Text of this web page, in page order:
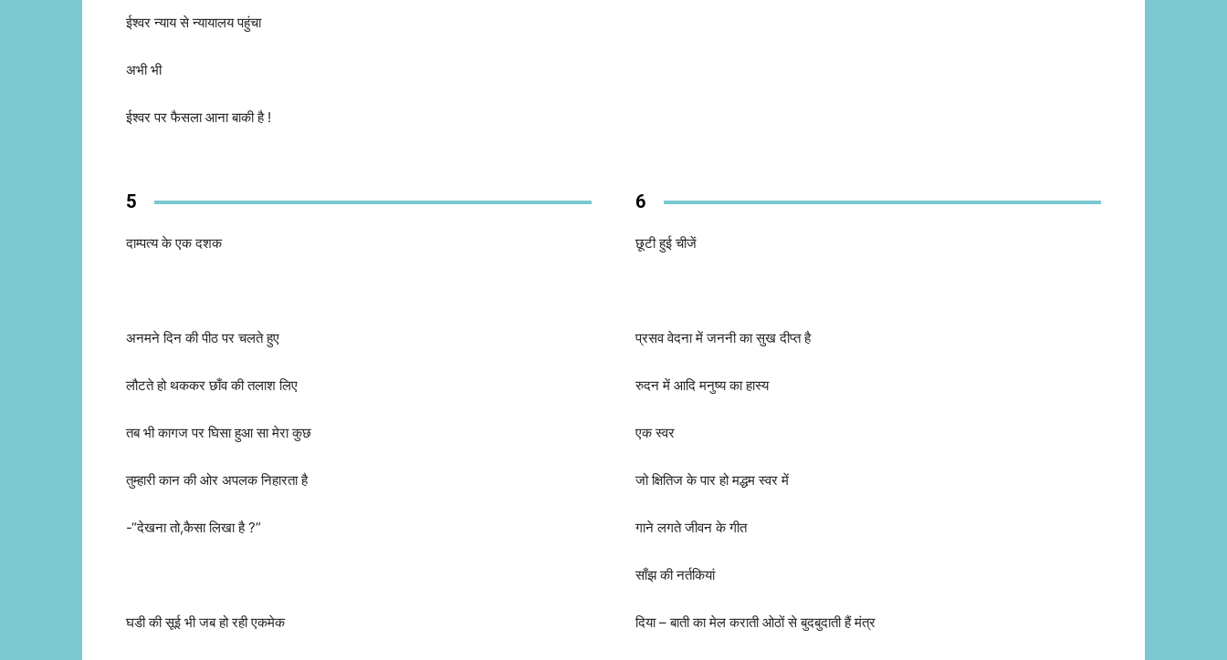
ईश्वर न्याय से न्यायालय पहुंचा
अभी भी
ईश्वर पर फैसला आना बाकी है !
5
दाम्पत्य के एक दशक
अनमने दिन की पीठ पर चलते हुए
लौटते हो थककर छाँव की तलाश लिए
तब भी कागज पर घिसा हुआ सा मेरा कुछ
तुम्हारी कान की ओर अपलक निहारता है
-“देखना तो,कैसा लिखा है ?”
घडी की सूई भी जब हो रही एकमेक
6
छूटी हुई चीजें
प्रसव वेदना में जननी का सुख दीप्त है
रुदन में आदि मनुष्य का हास्य
एक स्वर
जो क्षितिज के पार हो मद्धम स्वर में
गाने लगते जीवन के गीत
साँझ की नर्तकियां
दिया – बाती का मेल कराती ओठों से बुदबुदाती हैं मंत्र